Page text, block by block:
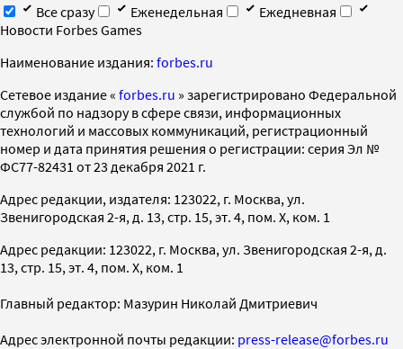
Все сразу
Еженедельная
Ежедневная
Новости Forbes Games
Наименование издания: forbes.ru
Cетевое издание « forbes.ru » зарегистрировано Федеральной
службой по надзору в сфере связи, информационных
технологий и массовых коммуникаций, регистрационный
номер и дата принятия решения о регистрации: серия Эл №
ФС77-82431 от 23 декабря 2021 г.
Адрес редакции, издателя: 123022, г. Москва, ул.
Звенигородская 2-я, д. 13, стр. 15, эт. 4, пом. X, ком. 1
Адрес редакции: 123022, г. Москва, ул. Звенигородская 2-я, д.
13, стр. 15, эт. 4, пом. X, ком. 1
Главный редактор: Мазурин Николай Дмитриевич
Адрес электронной почты редакции: press-release@forbes.ru